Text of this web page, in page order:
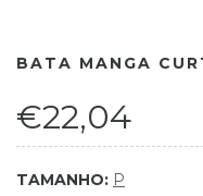
BATA MANGA
€22,04
TAMANHO: P